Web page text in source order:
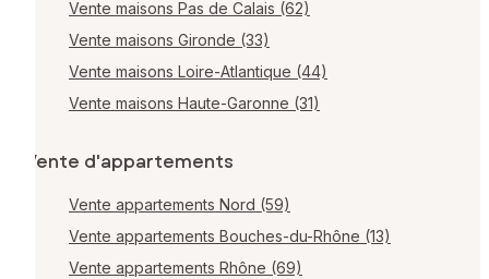
Vente maisons Pas de Calais (62)
Vente maisons Gironde (33)
Vente maisons Loire-Atlantique (44)
Vente maisons Haute-Garonne (31)
Vente d'appartements
Vente appartements Nord (59)
Vente appartements Bouches-du-Rhône (13)
Vente appartements Rhône (69)